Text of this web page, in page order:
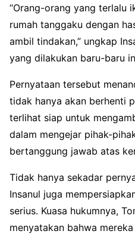
“Orang-orang yang terlalu
rumah tanggaku dengan
ambil tindakan,” ungkap
yang dilakukan baru-baru
Pernyataan tersebut
tidak hanya akan berhenti
terlihat siap untuk
dalam mengejar pihak-
bertanggung jawab atas
Tidak hanya sekadar
Insanul juga
serius. Kuasa hukumnya,
menyatakan bahwa